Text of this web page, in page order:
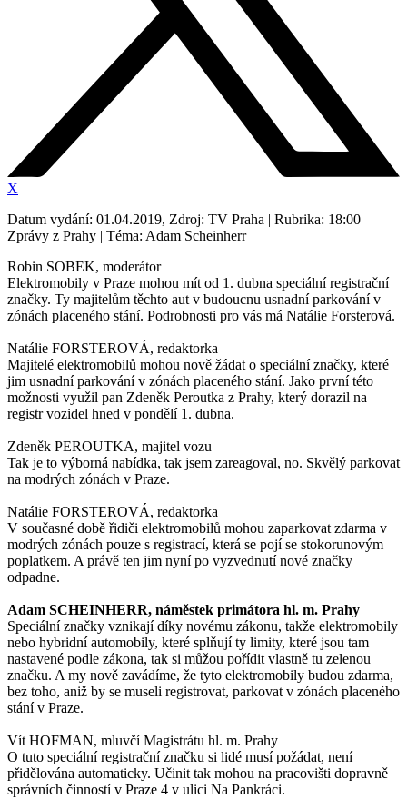
X
Datum vydání: 01.04.2019, Zdroj: TV Praha | Rubrika: 18:00
Zprávy z Prahy | Téma: Adam Scheinherr
Robin SOBEK, moderátor
Elektromobily v Praze mohou mít od 1. dubna speciální registrační
značky. Ty majitelům těchto aut v budoucnu usnadní parkování v
zónách placeného stání. Podrobnosti pro vás má Natálie Forsterová.
Natálie FORSTEROVÁ, redaktorka
Majitelé elektromobilů mohou nově žádat o speciální značky, které
jim usnadní parkování v zónách placeného stání. Jako první této
možnosti využil pan Zdeněk Peroutka z Prahy, který dorazil na
registr vozidel hned v pondělí 1. dubna.
Zdeněk PEROUTKA, majitel vozu
Tak je to výborná nabídka, tak jsem zareagoval, no. Skvělý parkovat
na modrých zónách v Praze.
Natálie FORSTEROVÁ, redaktorka
V současné době řidiči elektromobilů mohou zaparkovat zdarma v
modrých zónách pouze s registrací, která se pojí se stokorunovým
poplatkem. A právě ten jim nyní po vyzvednutí nové značky
odpadne.
Adam SCHEINHERR, náměstek primátora hl. m. Prahy
Speciální značky vznikají díky novému zákonu, takže elektromobily
nebo hybridní automobily, které splňují ty limity, které jsou tam
nastavené podle zákona, tak si můžou pořídit vlastně tu zelenou
značku. A my nově zavádíme, že tyto elektromobily budou zdarma,
bez toho, aniž by se museli registrovat, parkovat v zónách placeného
stání v Praze.
Vít HOFMAN, mluvčí Magistrátu hl. m. Prahy
O tuto speciální registrační značku si lidé musí požádat, není
přidělována automaticky. Učinit tak mohou na pracovišti dopravně
správních činností v Praze 4 v ulici Na Pankráci.